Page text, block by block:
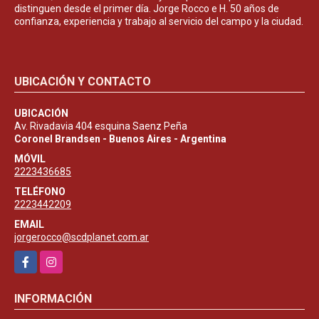
distinguen desde el primer día. Jorge Rocco e H. 50 años de
confianza, experiencia y trabajo al servicio del campo y la ciudad.
UBICACIÓN Y CONTACTO
UBICACIÓN
Av. Rivadavia 404 esquina Saenz Peña
Coronel Brandsen - Buenos Aires - Argentina
MÓVIL
2223436685
TELÉFONO
2223442209
EMAIL
jorgerocco@scdplanet.com.ar
FacebookInstagram
INFORMACIÓN